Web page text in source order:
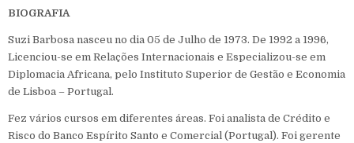
BIOGRAFIA
Suzi Barbosa nasceu no dia 05 de Julho de 1973. De 1992 a 1996,
Licenciou-se em Relações Internacionais e Especializou-se em
Diplomacia Africana, pelo Instituto Superior de Gestão e Economia
de Lisboa – Portugal.
Fez vários cursos em diferentes áreas. Foi analista de Crédito e
Risco do Banco Espírito Santo e Comercial (Portugal). Foi gerente